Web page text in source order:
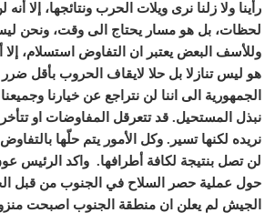
رأينا ولا زلنا نرى ويلات الحرب ونتائجها، إلا
لحظات، بل هو مسار يحتاج الى وقت، ونحن ليس
وللأسف البعض يعتبر ان التفاوض استسلام،
هو ليس تنازلا بل حلا لايقاف الحروب بأقل
الجمهورية الى اننا لن نتراجع عن خيارنا
نبذل المستحيل. قد تتعرقل المفاوضات او
نريده لكنها تسير. وكل الأمور يتم حلّها
لن تصل بنتيجة لكافة أطرافها. واكد الرئيس
حول عملية حصر السلاح في الجنوب من قبل
الجيش لم يعلن ان منطقة الجنوب اصبحت